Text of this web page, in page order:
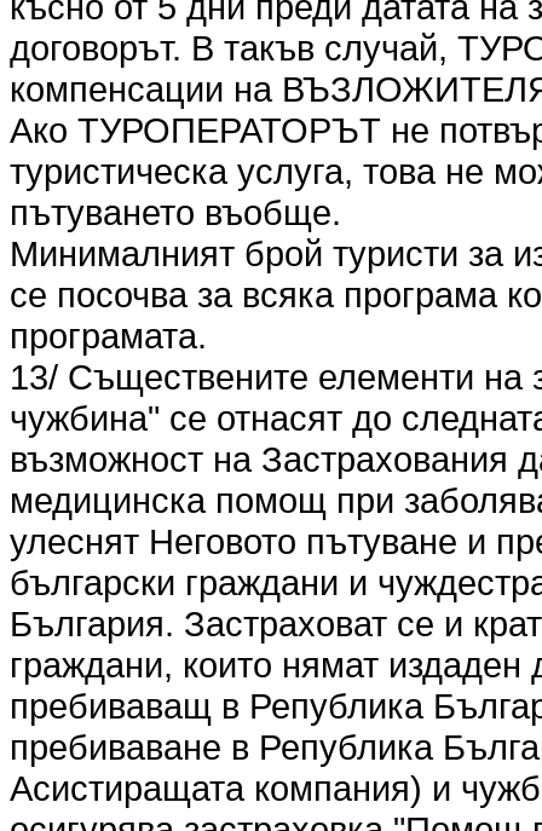
договорът. В такъв случай,
компенсации на
Ако ТУРОПЕРАТОРЪТ не
туристическа услуга, това не
пътуването въобще.
Минималният брой туристи за
се посочва за всяка програма
програмата.
13/ Съществените елементи на
чужбина" се отнасят до
възможност на Застрахования
медицинска помощ при
улеснят Неговото пътуване и
български граждани и
България. Застраховат се и
граждани, които нямат
пребиваващ в Република
пребиваване в Република
Асистиращата компания) и